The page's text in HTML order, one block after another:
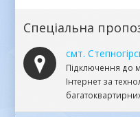
Спеціальна
смт.
Підключення до
Інтернет за